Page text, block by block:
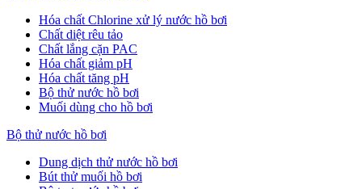
Hóa chất Chlorine xử lý nước hồ bơi
Chất diệt rêu tảo
Chất lắng cặn PAC
Hóa chất giảm pH
Hóa chất tăng pH
Bộ thử nước hồ bơi
Muối dùng cho hồ bơi
Bộ thử nước hồ bơi
Dung dịch thử nước hồ bơi
Bút thử muối hồ bơi